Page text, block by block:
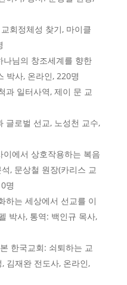
회정체성 찾기, 마이클
님의 창조세계를 향한
박사, 온라인, 220명
과 일터사역, 제이 문 교
글로벌 선교, 노성천 교수,
에서 상호작용하는 복음
, 문상철 원장(카리스 교
명
하는 세상에서 선교를 이
박사, 통역: 백인규 목사,
한국교회: 쇠퇴하는 교
김재완 전도사, 온라인,